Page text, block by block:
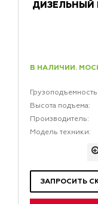
ДИЗЕЛЬНЫЙ
В НАЛИЧИИ.
Грузоподъемность:
Высота подъема:
Производитель:
Модель техники:
ЗАПРОСИТЬ